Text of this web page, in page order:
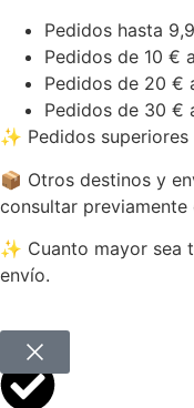
Pedidos hasta
Pedidos de 10 €
Pedidos de 20
Pedidos de 30
✨ Pedidos
📦 Otros destinos y
consultar previamente
✨ Cuanto mayor sea
envío.